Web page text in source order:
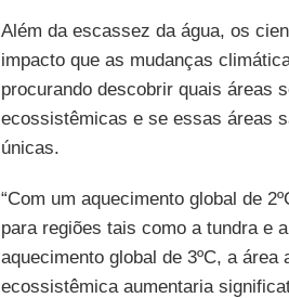
Além da escassez da água, os
impacto que as mudanças
procurando descobrir quais áreas
ecossistêmicas e se essas áreas
únicas.
“Com um aquecimento global de
para regiões tais como a tundra e
aquecimento global de 3ºC, a
ecossistêmica aumentaria